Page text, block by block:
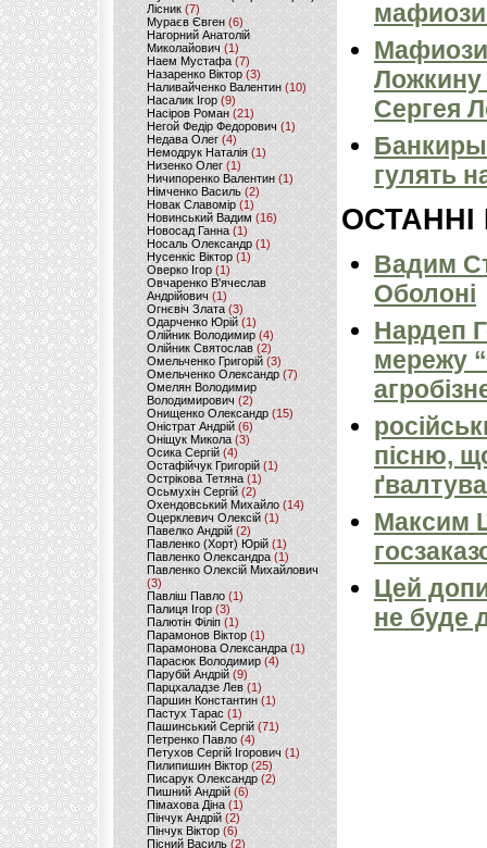
Лісник (7)
Мураєв Євген(6)
Нагорний Анатолій
Миколайович (1)
Наем Мустафа (7)
Назаренко Віктор (3)
Наливайченко Валентин (10)
Насалик Ігор(9)
Насіров Роман (21)
Негой Федір Федорович(1)
Недава Олег(4)
Немодрук Наталія(1)
Низенко Олег (1)
Ничипоренко Валентин (1)
Німченко Василь (2)
Новак Славомір (1)
Новинський Вадим (16)
Новосад Ганна (1)
Носаль Олександр (1)
Нусенкіс Віктор (1)
Оверко Ігор (1)
Овчаренко В'ячеслав
Андрійович(1)
Огнєвіч Злата (3)
Одарченко Юрій(1)
Олійник Володимир (4)
Олійник Святослав (2)
Омельченко Григорій (3)
Омельченко Олександр(7)
Омелян Володимир
Володимирович (2)
Онищенко Олександр (15)
Оністрат Андрій (6)
Оніщук Микола (3)
Осика Сергій(4)
Остафійчук Григорій(1)
Острікова Тетяна (1)
Осьмухін Сергій (2)
Охендовський Михайло (14)
Оцерклевич Олексій (1)
Павелко Андрій (2)
Павленко (Хорт) Юрій (1)
Павленко Олександра (1)
Павленко Олексій Михайлович
(3)
Павліш Павло(1)
Палиця Ігор (3)
Палютін Філіп(1)
Парамонов Віктор (1)
Парамонова Олександра(1)
Парасюк Володимир(4)
Парубій Андрій (9)
Парцхаладзе Лев (1)
Паршин Константин(1)
Пастух Тарас (1)
Пашинський Сергій (71)
Петренко Павло (4)
Петухов Сергій Ігорович (1)
Пилипишин Віктор(25)
Писарук Олександр(2)
Пишний Андрій (6)
Пімахова Діна(1)
Пінчук Андрій(2)
Пінчук Віктор (6)
Пісний Василь (2)
мафиози
Сергея
гулять
ОСТАННІ
Вадим
Оболоні
Нардеп
мережу
пісню,
Максим
Цей
не буде